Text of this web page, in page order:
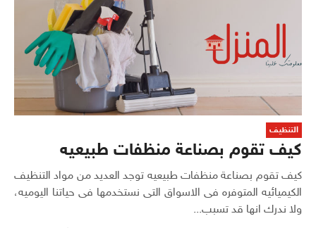
التنظيف
كيف تقوم بصناعة منظفات طبيعيه
كيف تقوم بصناعة منظفات طبيعيه توجد العديد من مواد التنظيف
الكيميائيه المتوفره فى الاسواق التى نستخدمها فى حياتنا اليوميه،
ولا ندرك انها قد تسبب...